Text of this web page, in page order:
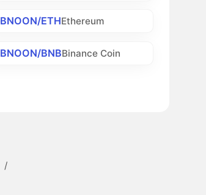
BNOON/ETHEthereum
BNOON/BNBBinance Coin
/